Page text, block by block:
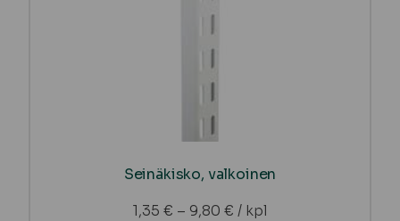
Seinäkisko, valkoinen
1,35 € – 9,80 € / kpl